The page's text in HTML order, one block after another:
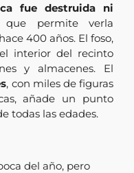
fuedestruida ni
que permite verla
hace 400 años. El foso,
el interior del recinto
yalmacenes. El
, con miles defiguras
añade un punto
todas las edades.
del año, pero